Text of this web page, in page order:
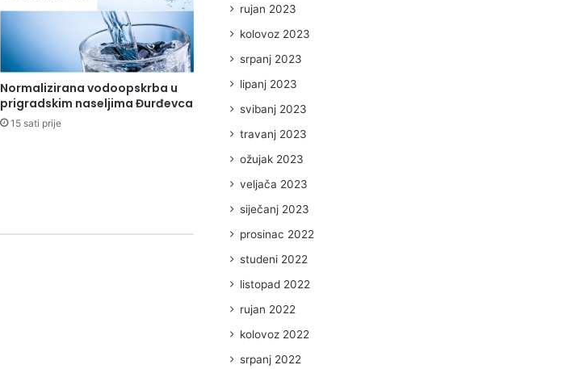
Normalizirana vodoopskrba u
prigradskim naseljima Đurđevca
15 sati prije
rujan 2023
kolovoz 2023
srpanj 2023
lipanj 2023
svibanj 2023
travanj 2023
ožujak 2023
veljača 2023
siječanj 2023
prosinac 2022
studeni 2022
listopad 2022
rujan 2022
kolovoz 2022
srpanj 2022